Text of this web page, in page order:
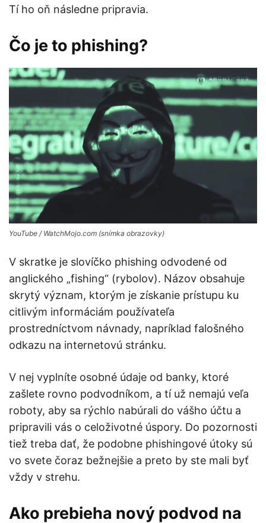
Tí ho oň následne pripravia.
Čo je to phishing?
YouTube / WatchMojo.com (snímka obrazovky)
V skratke je slovíčko phishing odvodené od
anglického „fishing“ (rybolov). Názov obsahuje
skrytý význam, ktorým je získanie prístupu ku
citlivým informáciám používateľa
prostredníctvom návnady, napríklad falošného
odkazu na internetovú stránku.
V nej vyplníte osobné údaje od banky, ktoré
zašlete rovno podvodníkom, a tí už nemajú veľa
roboty, aby sa rýchlo nabúrali do vášho účtu a
pripravili vás o celoživotné úspory. Do pozornosti
tiež treba dať, že podobne phishingové útoky sú
vo svete čoraz bežnejšie a preto by ste mali byť
vždy v strehu.
Ako prebieha nový podvod na